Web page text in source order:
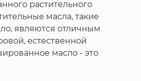
растительного
масла, такие
являются отличным
естественной
масло - это